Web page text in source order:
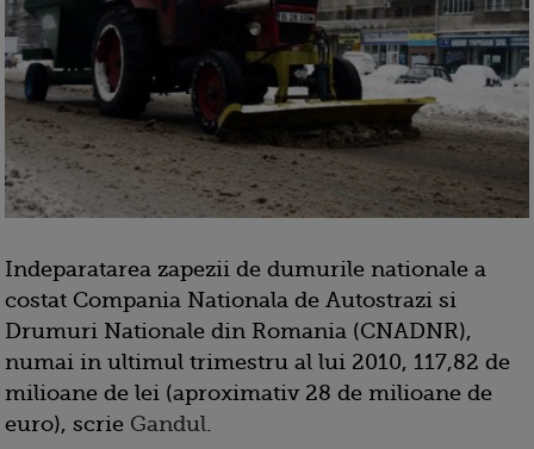
Indeparatarea zapezii de dumurile nationale a
costat Compania Nationala de Autostrazi si
Drumuri Nationale din Romania (CNADNR),
numai in ultimul trimestru al lui 2010, 117,82 de
milioane de lei (aproximativ 28 de milioane de
euro), scrie Gandul.